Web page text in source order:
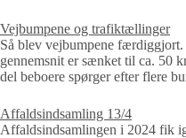
Vejbumpene og trafiktællinger
Så blev vejbumpene
gennemsnit er sænket til ca. 50
del beboere spørger efter flere
Affaldsindsamling 13/4
Affaldsindsamlingen i 2024 fik